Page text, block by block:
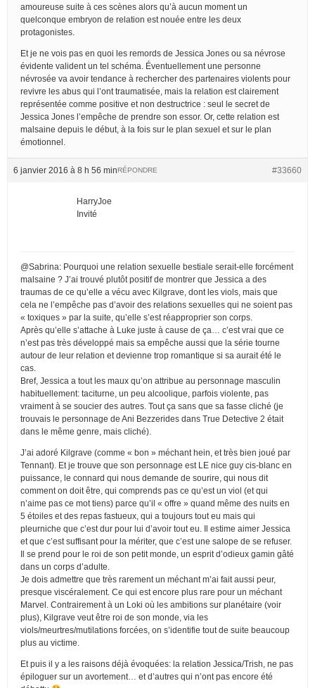
amoureuse suite à ces scènes alors qu’à aucun moment un
quelconque embryon de relation est nouée entre les deux
protagonistes.
Et je ne vois pas en quoi les remords de Jessica Jones ou sa névrose
évidente valident un tel schéma. Éventuellement une personne
névrosée va avoir tendance à rechercher des partenaires violents pour
revivre les abus qui l’ont traumatisée, mais la relation est clairement
représentée comme positive et non destructrice : seul le secret de
Jessica Jones l’empêche de prendre son essor. Or, cette relation est
malsaine depuis le début, à la fois sur le plan sexuel et sur le plan
émotionnel.
6 janvier 2016 à 8 h 56 min #33660
RÉPONDRE
HarryJoe
Invité
@Sabrina: Pourquoi une relation sexuelle bestiale serait-elle forcément
malsaine ? J’ai trouvé plutôt positif de montrer que Jessica a des
traumas de ce qu’elle a vécu avec Kilgrave, dont les viols, mais que
cela ne l’empêche pas d’avoir des relations sexuelles qui ne soient pas
« toxiques » par la suite, qu’elle s’est réapproprier son corps.
Après qu’elle s’attache à Luke juste à cause de ça… c’est vrai que ce
n’est pas très développé mais sa empêche aussi que la série tourne
autour de leur relation et devienne trop romantique si sa aurait été le
cas.
Bref, Jessica a tout les maux qu’on attribue au personnage masculin
habituellement: taciturne, un peu alcoolique, parfois violente, pas
vraiment à se soucier des autres. Tout ça sans que sa fasse cliché (je
trouvais le personnage de Ani Bezzerides dans True Detective 2 était
dans le même genre, mais cliché).
J’ai adoré Kilgrave (comme « bon » méchant hein, et très bien joué par
Tennant). Et je trouve que son personnage est LE nice guy cis-blanc en
puissance, le connard qui nous demande de sourire, qui nous dit
comment on doit être, qui comprends pas ce qu’est un viol (et qui
n’aime pas ce mot tiens) parce qu’il « offre » quand même des nuits en
5 étoiles et des repas fastueux, qui a toujours tout eu mais qui
pleurniche que c’est dur pour lui d’avoir tout eu. Il estime aimer Jessica
et que c’est suffisant pour la mériter, que c’est une salope de se refuser.
Il se prend pour le roi de son petit monde, un esprit d’odieux gamin gâté
dans un corps d’adulte.
Je dois admettre que très rarement un méchant m’ai fait aussi peur,
presque viscéralement. Ce qui est encore plus rare pour un méchant
Marvel. Contrairement à un Loki où les ambitions sur planétaire (voir
plus), Kilgrave veut être roi de son monde, via les
viols/meurtres/mutilations forcées, on s’identifie tout de suite beaucoup
plus au victime.
Et puis il y a les raisons déjà évoquées: la relation Jessica/Trish, ne pas
épiloguer sur un avortement… et d’autres qui n’ont pas encore été